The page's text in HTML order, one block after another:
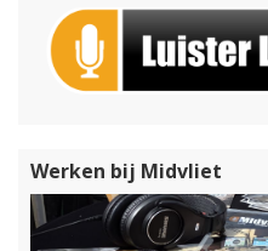
Werken bij Midvliet